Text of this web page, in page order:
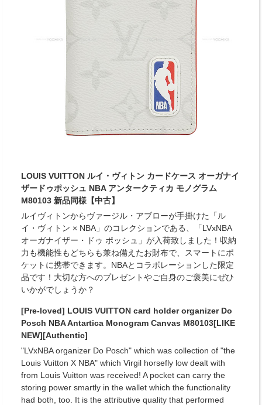
LOUIS VUITTON ルイ・ヴィトン カードケース オーガナイ
ザードゥポッシュ NBA アンタークティカ モノグラム
M80103 新品同様【中古】
ルイヴィトンからヴァージル・アブローが手掛けた「ル
イ・ヴィトン × NBA」のコレクションである、「LVxNBA
オーガナイザー・ドゥ ポッシュ」が入荷致しました！収納
力も機能性もどちらも兼ね備えたお財布で、スマートにポ
ケットに携帯できます。NBAとコラボレーションした限定
品です！大切な方へのプレゼントやご自身のご褒美にぜひ
いかがでしょうか？
[Pre-loved] LOUIS VUITTON card holder organizer Do
Posch NBA Antartica Monogram Canvas M80103[LIKE
NEW][Authentic]
"LVxNBA organizer Do Posch" which was collection of "the
Louis Vuitton X NBA" which Virgil horsefly low dealt with
from Louis Vuitton was received! A pocket can carry the
storing power smartly in the wallet which the functionality
had both, too. It is the attributive quality that performed